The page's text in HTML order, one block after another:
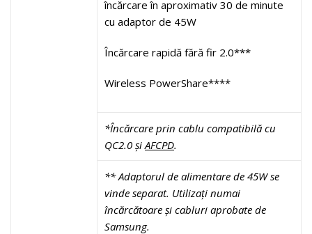
încărcare în aproximativ 30 de minute
cu adaptor de 45W
Încărcare rapidă fără fir 2.0***
Wireless PowerShare****
*Încărcare prin cablu compatibilă cu
QC2.0 și AFCPD.
** Adaptorul de alimentare de 45W se
vinde separat. Utilizați numai
încărcătoare și cabluri aprobate de
Samsung.